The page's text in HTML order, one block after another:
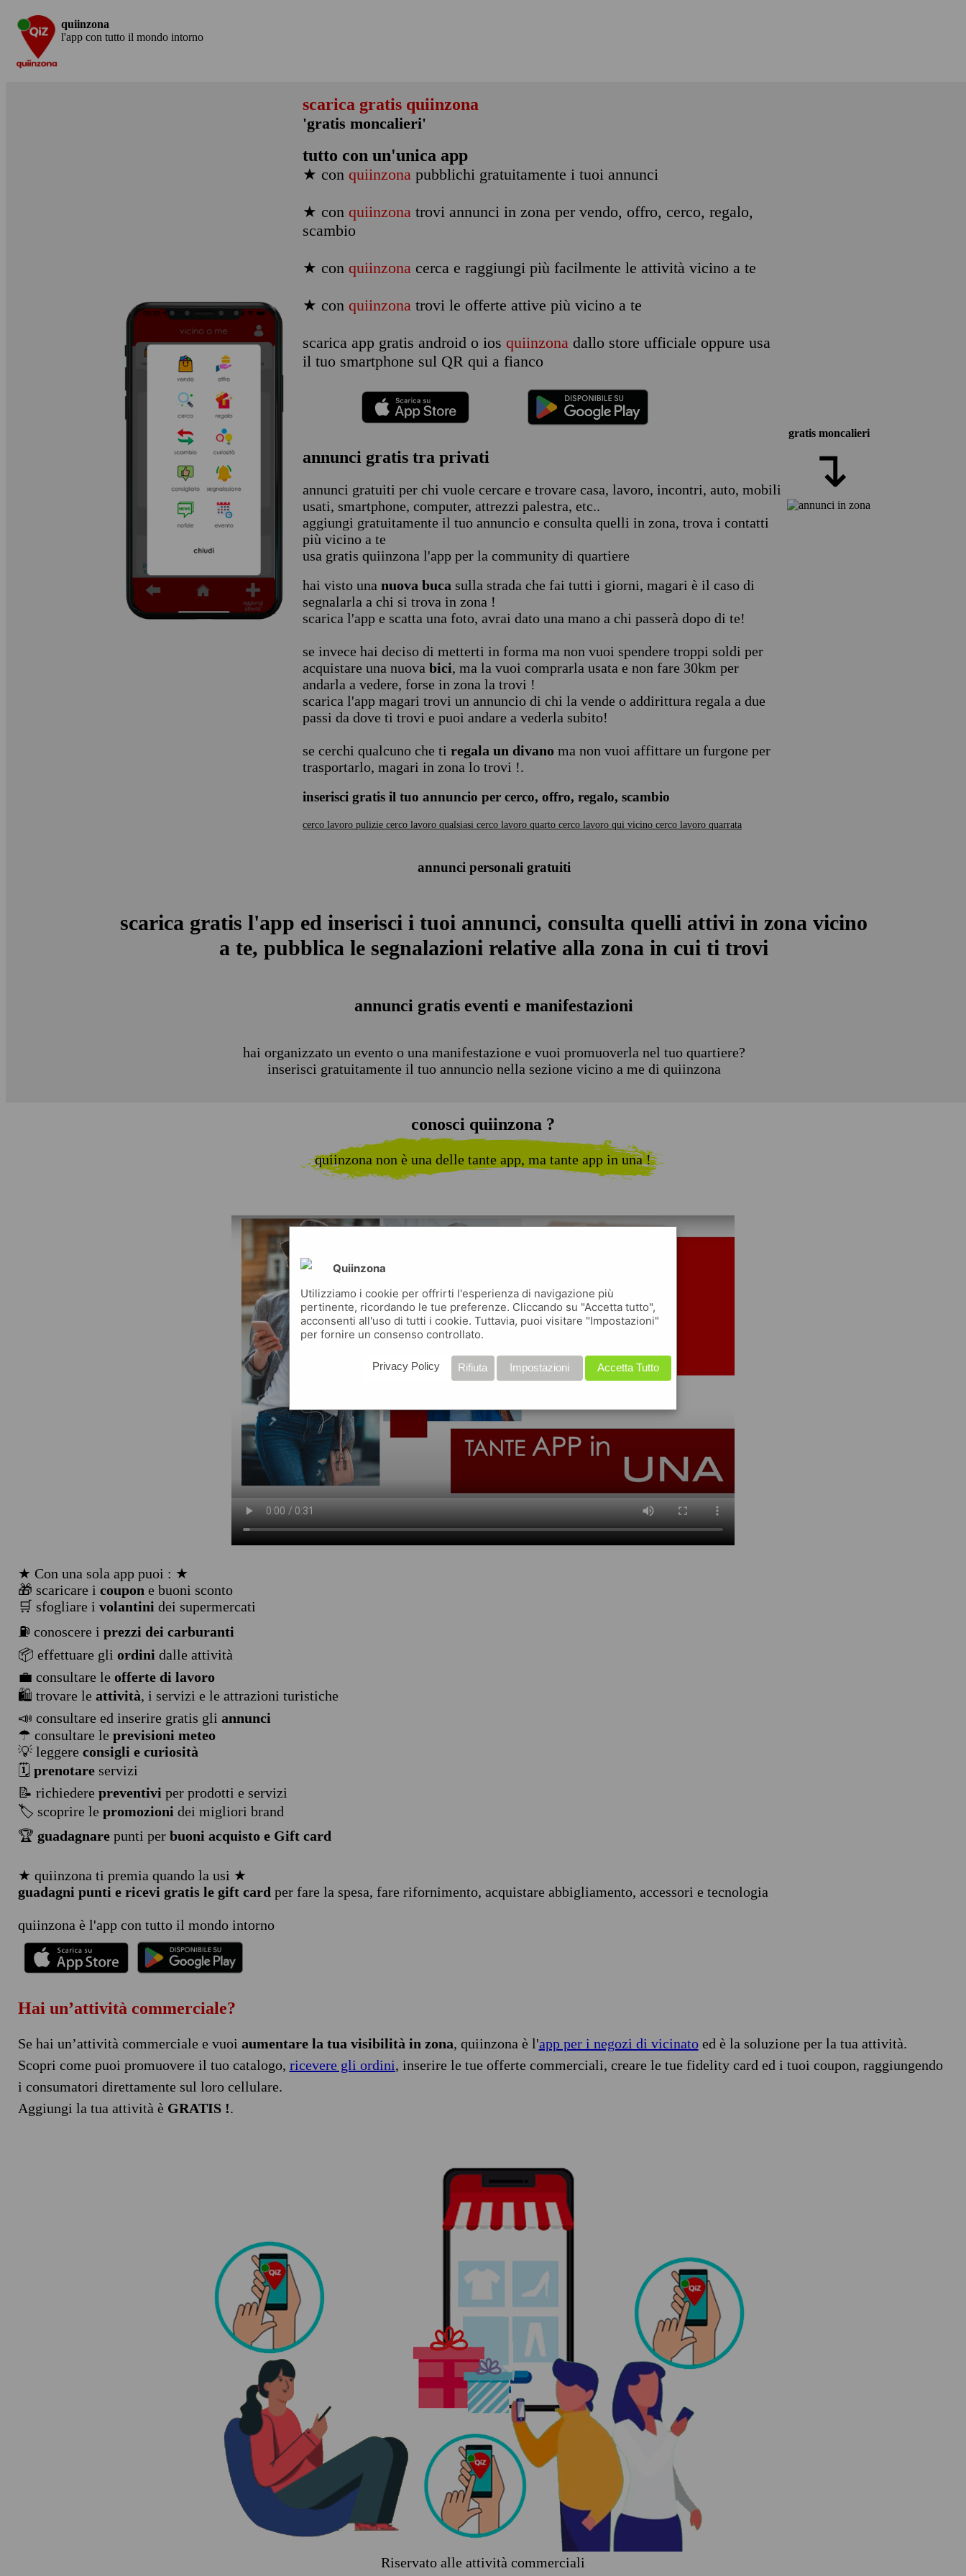
quiinzona
l'app con tutto il mondo intorno
scarica gratis quiinzona
'gratis moncalieri'
tutto con un'unica app
★ con quiinzona pubblichi gratuitamente i tuoi annunci
★ con quiinzona trovi annunci in zona per vendo, offro, cerco, regalo,
scambio
★ con quiinzona cerca e raggiungi più facilmente le attività vicino a te
★ con quiinzona trovi le offerte attive più vicino a te
scarica app gratis android o ios quiinzona dallo store ufficiale oppure usa
il tuo smartphone sul QR qui a fianco
annunci gratis tra privati
annunci gratuiti per chi vuole cercare e trovare casa, lavoro, incontri, auto, mobili
usati, smartphone, computer, attrezzi palestra, etc..
aggiungi gratuitamente il tuo annuncio e consulta quelli in zona, trova i contatti
più vicino a te
usa gratis quiinzona l'app per la community di quartiere
hai visto una nuova buca sulla strada che fai tutti i giorni, magari è il caso di
segnalarla a chi si trova in zona !
scarica l'app e scatta una foto, avrai dato una mano a chi passerà dopo di te!
se invece hai deciso di metterti in forma ma non vuoi spendere troppi soldi per
acquistare una nuova bici, ma la vuoi comprarla usata e non fare 30km per
andarla a vedere, forse in zona la trovi !
scarica l'app magari trovi un annuncio di chi la vende o addirittura regala a due
passi da dove ti trovi e puoi andare a vederla subito!
se cerchi qualcuno che ti regala un divano ma non vuoi affittare un furgone per
trasportarlo, magari in zona lo trovi !.
inserisci gratis il tuo annuncio per cerco, offro, regalo, scambio
cerco lavoro pulizie cerco lavoro qualsiasi cerco lavoro quarto cerco lavoro qui vicino cerco lavoro quarrata
gratis moncalieri
↴
annunci personali gratuiti
scarica gratis l'app ed inserisci i tuoi annunci, consulta quelli attivi in zona vicino
a te, pubblica le segnalazioni relative alla zona in cui ti trovi
annunci gratis eventi e manifestazioni
hai organizzato un evento o una manifestazione e vuoi promuoverla nel tuo quartiere?
inserisci gratuitamente il tuo annuncio nella sezione vicino a me di quiinzona
conosci quiinzona ?
quiinzona non è una delle tante app, ma tante app in una !
★ Con una sola app puoi : ★
🎁 scaricare i coupon e buoni sconto
🛒 sfogliare i volantini dei supermercati
⛽ conoscere i prezzi dei carburanti
📦 effettuare gli ordini dalle attività
💼 consultare le offerte di lavoro
🛍️ trovare le attività, i servizi e le attrazioni turistiche
📣 consultare ed inserire gratis gli annunci
☂ consultare le previsioni meteo
💡 leggere consigli e curiosità
🗓️ prenotareservizi
📝 richiedere preventivi per prodotti e servizi
🏷️ scoprire le promozioni dei migliori brand
🏆 guadagnarepunti per buoni acquisto e Gift card
★ quiinzona ti premia quando la usi ★
guadagni punti e ricevi gratis le gift card per fare la spesa, fare rifornimento, acquistare abbigliamento, accessori e tecnologia
quiinzona è l'app con tutto il mondo intorno
Hai un’attività commerciale?
Se hai un’attività commerciale e vuoi aumentare la tua visibilità in zona, quiinzona è l'app per i negozi di vicinatoed è la soluzione per la tua attività.
Scopri come puoi promuovere il tuo catalogo, ricevere gli ordini, inserire le tue offerte commerciali, creare le tue fidelity card ed i tuoi coupon, raggiungendo
i consumatori direttamente sul loro cellulare.
Aggiungi la tua attività è GRATIS !.
Riservato alle attività commerciali
Quiinzona
Utilizziamo i cookie per offrirti l'esperienza di navigazione più
pertinente, ricordando le tue preferenze. Cliccando su "Accetta tutto",
acconsenti all'uso di tutti i cookie. Tuttavia, puoi visitare "Impostazioni"
per fornire un consenso controllato.
Accetta Tutto
Impostazioni
Rifiuta
Privacy Policy